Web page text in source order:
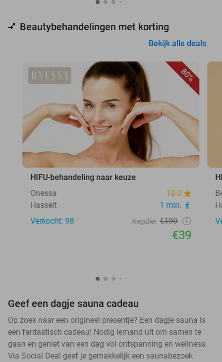
💅 Beautybehandelingen met korting
Bekijk alle deals
80%
HIFU-behandeling naar keuze
Onessa
10.0
Hasselt
1 min.
Verkocht: 98
Regulier €199
€39
Geef een dagje sauna cadeau
Op zoek naar een origineel presentje? Een dagje sauna is
een fantastisch cadeau! Nodig iemand uit om samen te
gaan en geniet van een dag vol ontspanning en wellness.
Via Social Deal geef je gemakkelijk een saunabezoek